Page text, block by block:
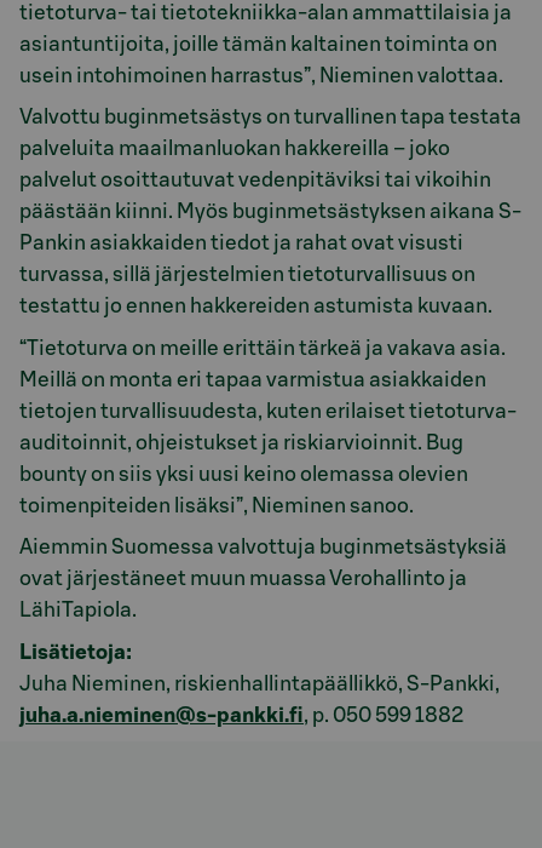
tietoturva- tai tietotekniikka-alan ammattilaisia ja
asiantuntijoita, joille tämän kaltainen toiminta on
usein intohimoinen harrastus”, Nieminen valottaa.
Valvottu buginmetsästys on turvallinen tapa testata
palveluita maailmanluokan hakkereilla – joko
palvelut osoittautuvat vedenpitäviksi tai vikoihin
päästään kiinni. Myös buginmetsästyksen aikana S-
Pankin asiakkaiden tiedot ja rahat ovat visusti
turvassa, sillä järjestelmien tietoturvallisuus on
testattu jo ennen hakkereiden astumista kuvaan.
“Tietoturva on meille erittäin tärkeä ja vakava asia.
Meillä on monta eri tapaa varmistua asiakkaiden
tietojen turvallisuudesta, kuten erilaiset tietoturva-
auditoinnit, ohjeistukset ja riskiarvioinnit. Bug
bounty on siis yksi uusi keino olemassa olevien
toimenpiteiden lisäksi”, Nieminen sanoo.
Aiemmin Suomessa valvottuja buginmetsästyksiä
ovat järjestäneet muun muassa Verohallinto ja
LähiTapiola.
Lisätietoja:
Juha Nieminen, riskienhallintapäällikkö, S-Pankki,
juha.a.nieminen@s-pankki.fi, p. 050 599 1882